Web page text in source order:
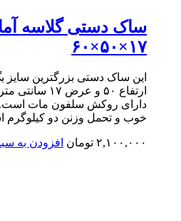
ساک دستی گلاسه
دارای روکش سلفون مات است.
خوب و تحمل وزنن دو کیلوگرم است.
۲,۱۰۰,۰۰۰ تومان افزودن به سبد